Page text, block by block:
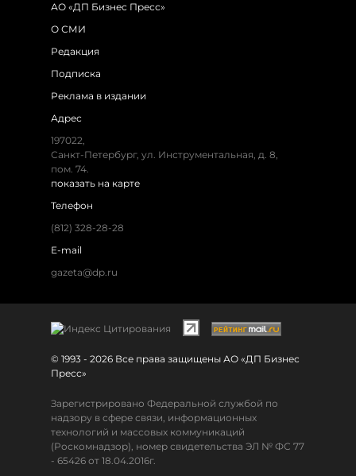
АО «ДП Бизнес Пресс»
О СМИ
Редакция
Подписка
Реклама в издании
Адрес
197022,
Санкт-Петербург, ул. Инструментальная, д. 8,
пом. 74.
показать на карте
Телефон
(812) 328-28-28
E-mail
gazeta@dp.ru
© 1993 - 2026 Все права защищены АО «ДП Бизнес
Пресс»
Зарегистрировано Федеральной службой по
надзору в сфере связи, информационных
технологий и массовых коммуникаций
(Роскомнадзор), номер свидетельства ЭЛ № ФС 77
- 65426 от 18.04.2016г.